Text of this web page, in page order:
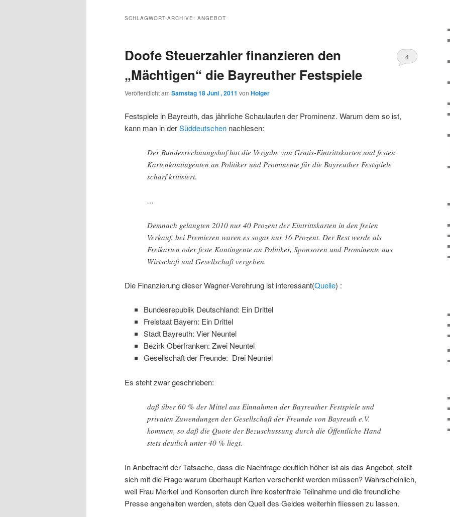
wechseln
SCHLAGWORT-ARCHIVE: ANGEBOT
Doofe Steuerzahler finanzieren den
„Mächtigen“ die Bayreuther Festspiele
Veröffentlicht am Samstag 18 Juni , 2011 von Holger
4
Festspiele in Bayreuth, das jährliche Schaulaufen der Prominenz. Warum dem so ist,
kann man in derSüddeutschen nachlesen:
Der Bundesrechnungshof hat die Vergabe von Gratis-Eintrittskarten und festen
Kartenkontingenten an Politiker und Prominente für die Bayreuther Festspiele
scharf kritisiert.
…
Demnach gelangten 2010 nur 40 Prozent der Eintrittskarten in den freien
Verkauf, bei Premieren waren es sogar nur 16 Prozent. Der Rest werde als
Freikarten oder feste Kontingente an Politiker, Sponsoren und Prominente aus
Wirtschaft und Gesellschaft vergeben.
Die Finanzierung dieser Wagner-Verehrung ist interessant(Quelle) :
Bundesrepublik Deutschland: Ein Drittel
Freistaat Bayern: Ein Drittel
Stadt Bayreuth: Vier Neuntel
Bezirk Oberfranken: Zwei Neuntel
Gesellschaft der Freunde: Drei Neuntel
Es steht zwar geschrieben:
daß über 60 % der Mittel aus Einnahmen der Bayreuther Festspiele und
privaten Zuwendungen der Gesellschaft der Freunde von Bayreuth e.V.
kommen, so daß die Quote der Bezuschussung durch die Öffentliche Hand
stets deutlich unter 40 % liegt.
In Anbetracht der Tatsache, dass die Nachfrage deutlich höher ist als das Angebot, stellt
sich mit die Frage warum überhaupt Karten verschenkt werden müssen? Wahrscheinlich,
weil Frau Merkel und Konsorten durch ihre kostenfreie Teilnahme und die freundliche
Presse angehalten werden, stets den Quell des Geldes weiterhin fliessen zu lassen.